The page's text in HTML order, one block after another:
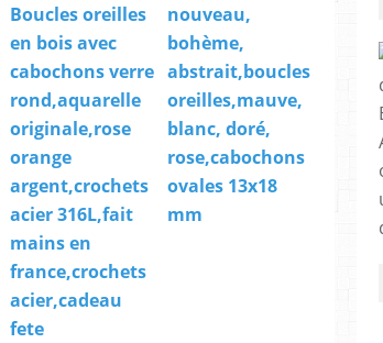
Boucles oreilles
en bois avec
cabochons verre
rond,aquarelle
originale,rose
orange
argent,crochets
acier 316L,fait
mains en
france,crochets
acier,cadeau
fete
nouveau,
bohème,
abstrait,boucles
oreilles,mauve,
blanc, doré,
rose,cabochons
ovales 13x18
mm